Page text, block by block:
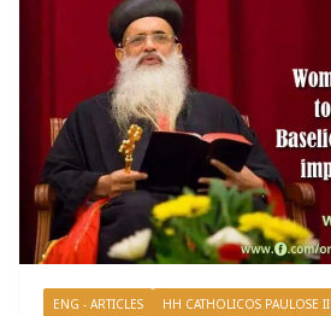
ENG - ARTICLES HH CATHOLICOS PAULOSE II